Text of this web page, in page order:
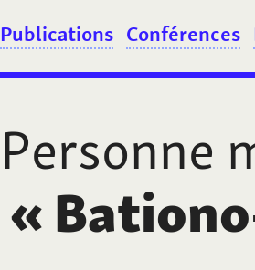
Publications Conférences
Personne
«